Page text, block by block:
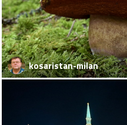
kosaristan-milan